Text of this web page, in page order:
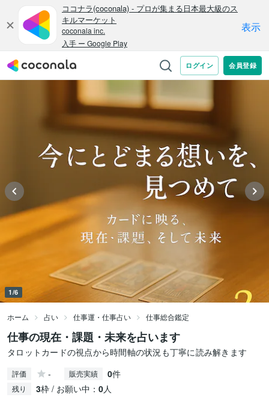
1/6
ホーム 占い 仕事運・仕事占い 仕事総合鑑定
仕事の現在・課題・未来を占います
タロットカードの視点から時間軸の状況も丁寧に読み解きます
評価 - 販売実績 0件
残り 3枠 / お願い中： 0人